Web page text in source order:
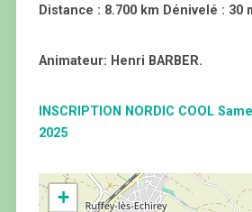
Distance : 8.700 km Dénivelé : 30
Animateur: Henri BARBER.
INSCRIPTION NORDIC COOL
2025
+